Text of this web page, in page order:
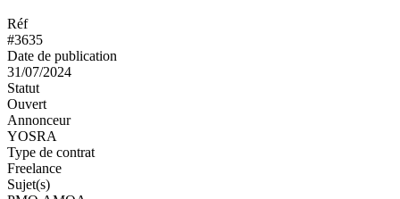
Réf
#3635
Date de publication
31/07/2024
Statut
Ouvert
Annonceur
YOSRA
Type de contrat
Freelance
Sujet(s)